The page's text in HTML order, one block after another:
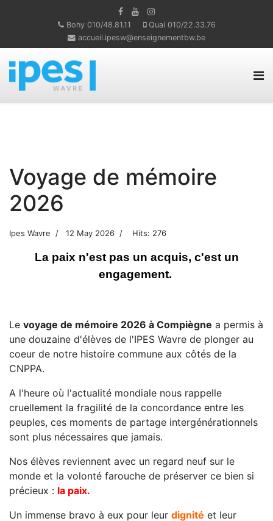
Bohy 010/48.81.11
Quai 010/22.33.76
accueil.ipesw@enseignementbw.be
Voyage de mémoire
2026
Ipes Wavre 12 May 2026 Hits: 276
La paix n'est pas un acquis, c'est un
engagement.
Le voyage de mémoire 2026 à Compiègne a permis à
une douzaine d'élèves de l'IPES Wavre de plonger au
coeur de notre histoire commune aux côtés de la
CNPPA.
A l'heure où l'actualité mondiale nous rappelle
cruellement la fragilité de la concordance entre les
peuples, ces moments de partage intergénérationnels
sont plus nécessaires que jamais.
Nos élèves reviennent avec un regard neuf sur le
monde et la volonté farouche de préserver ce bien si
précieux : la paix.
Un immense bravo à eux pour leur dignité et leur